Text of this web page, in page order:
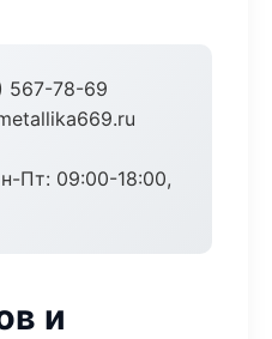
567-78-69
Пт: 09:00-18:00,
и